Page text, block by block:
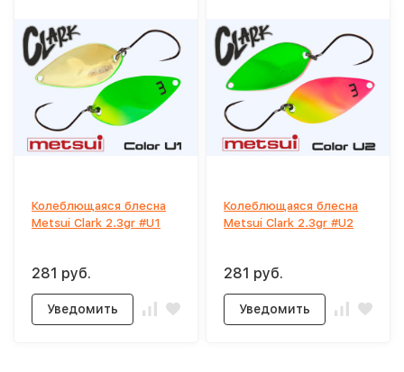
Колеблющаяся блесна
Metsui Clark 2.3gr #U1
281 руб.
Уведомить
Колеблющаяся блесна
Metsui Clark 2.3gr #U2
281 руб.
Уведомить